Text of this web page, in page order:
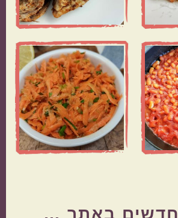
חדשים באתר …